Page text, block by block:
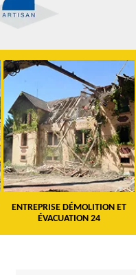
ENTREPRISE DÉMOLITION ET
ÉVACUATION 24